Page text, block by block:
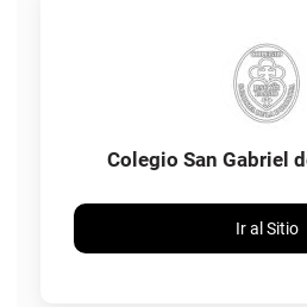
Colegio San Gabriel
Ir al Sitio